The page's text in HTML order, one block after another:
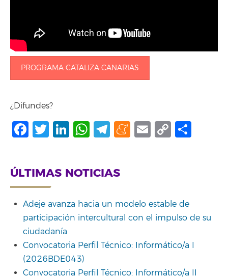
PROGRAMA CATALIZA CANARIAS
¿Difundes?
Facebook
Twitter
LinkedIn
WhatsApp
Telegram
Meneame
Email
Copy
Link
ÚLTIMAS NOTICIAS
Adeje avanza hacia un modelo estable de
participación intercultural con el impulso de su
ciudadanía
Convocatoria Perfil Técnico: Informático/a I
(2026BDE043)
Convocatoria Perfil Técnico: Informático/a II